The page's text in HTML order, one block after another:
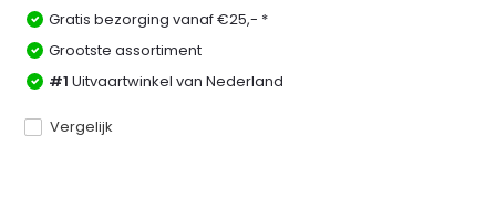
Gratis bezorging vanaf €25,- *
Grootste assortiment
#1 Uitvaartwinkel van Nederland
Vergelijk